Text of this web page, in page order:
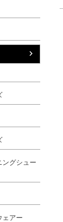
グシュー
ェアー